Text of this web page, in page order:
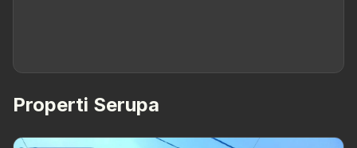
Properti Serupa